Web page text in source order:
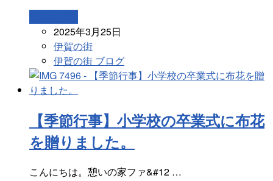
2025年3月25日
伊賀の街
伊賀の街 ブログ
【季節行事】小学校の卒業式に布花
を贈りました。
こんにちは。憩いの家ファ&#12 …